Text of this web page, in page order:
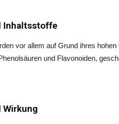
Inhaltsstoffe
vor allem auf Grund ihres
und Flavonoiden,
Wirkung